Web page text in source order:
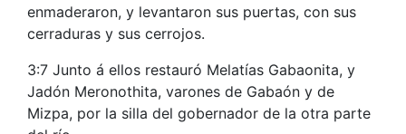
enmaderaron, y levantaron sus puertas, con sus
cerraduras y sus cerrojos.
3:7 Junto á ellos restauró Melatías Gabaonita, y
Jadón Meronothita, varones de Gabaón y de
Mizpa, por la silla del gobernador de la otra parte